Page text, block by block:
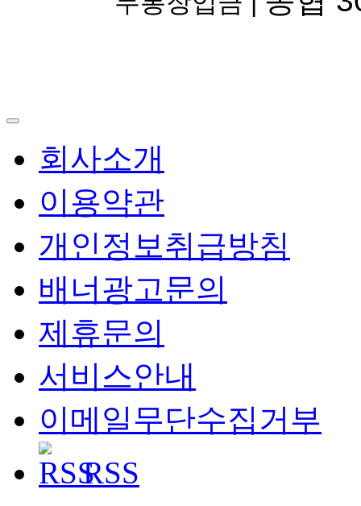
회사소개
이용약관
개인정보취급방침
배너광고문의
제휴문의
서비스안내
이메일무단수집거부
RSS